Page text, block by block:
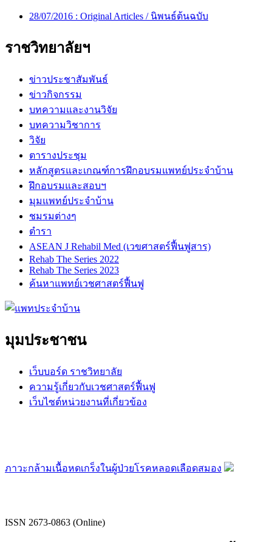
28/07/2016 : Original Articles / นิพนธ์ต้นฉบับ
ราชวิทยาลัยฯ
ข่าวประชาสัมพันธ์
ข่าวกิจกรรม
บทความและงานวิจัย
บทความวิชาการ
วิจัย
ตารางประชุม
หลักสูตรและเกณฑ์การฝึกอบรมแพทย์ประจำบ้าน
ฝึกอบรมและสอบฯ
มุมแพทย์ประจำบ้าน
ชมรมต่างๆ
ตำรา
ASEAN J Rehabil Med (เวขศาสตร์ฟื้นฟูสาร)
Rehab The Series 2022
Rehab The Series 2023
ค้นหาแพทย์เวชศาสตร์ฟื้นฟู
มุมประชาชน
เว็บบอร์ด ราชวิทยาลัย
ความรู้เกี่ยวกับเวชศาสตร์ฟื้นฟู
เว็บไซต์หน่วยงานที่เกี่ยวข้อง
ภาวะกล้ามเนื้อหดเกร็งในผู้ป่วยโรคหลอดเลือดสมอง
ISSN 2673-0863 (Online)